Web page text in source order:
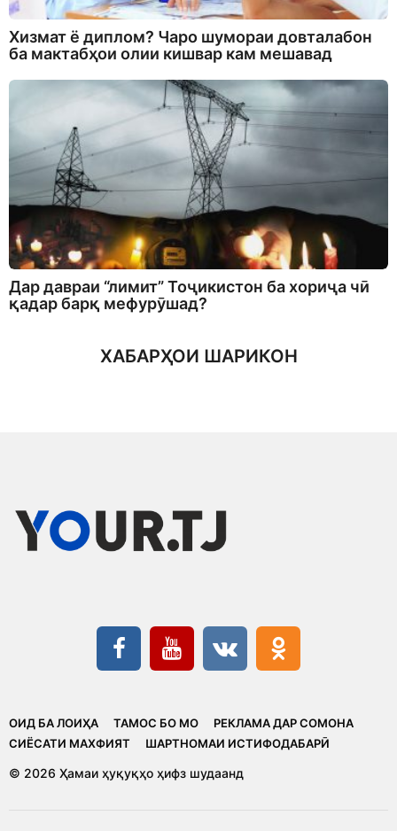
Хизмат ё диплом? Чаро шумораи довталабон
ба мактабҳои олии кишвар кам мешавад
Дар давраи “лимит” Тоҷикистон ба хориҷа чӣ
қадар барқ мефурӯшад?
ХАБАРҲОИ ШАРИКОН
ОИД БА ЛОИҲА ТАМОС БО МО
РЕКЛАМА ДАР СОМОНА
CИЁСАТИ МАХФИЯТ
ШАРТНОМАИ ИСТИФОДАБАРӢ
© 2026 Ҳамаи ҳуқуқҳо ҳифз шудаанд